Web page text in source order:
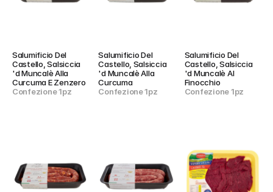
Salumificio Del
Castello, Salsiccia
'd Muncalè Alla
Curcuma E Zenzero
Confezione 1pz
Salumificio Del
Castello, Salsiccia
'd Muncalè Alla
Curcuma
Confezione 1pz
Salumificio Del
Castello, Salsiccia
'd Muncalè Al
Finocchio
Confezione 1pz